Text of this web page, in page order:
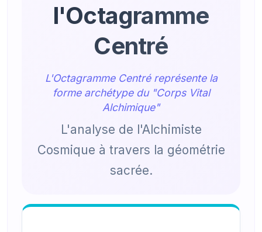
l'Octagramme
Centré
L'Octagramme Centré représente la
forme archétype du "Corps Vital
Alchimique"
L'analyse de l'Alchimiste
Cosmique à travers la géométrie
sacrée.